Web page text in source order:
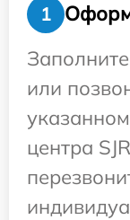
1
или
центра